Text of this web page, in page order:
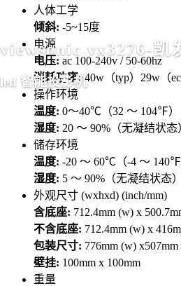
viewsonic vx3276-凯
led 智能投影机
人体工学
倾斜: -5~15度
电源
电压: ac 100-240v / 50-60hz
消耗功率:40w（typ）29w（
操作环境
温度: 0～40℃（32 ～ 104℉）
湿度: 20 ～ 90%（无凝结状态
储存环境
温度: -20 ～ 60℃（-4 ～ 140℉
湿度: 5 ～ 90%（无凝结状态）
外观尺寸 (wxhxd) (inch/mm)
含底座: 712.4mm (w) x
不含底座: 712.4mm (w) x
包装尺寸: 776mm (w)
壁挂: 100mm x 100mm
重量